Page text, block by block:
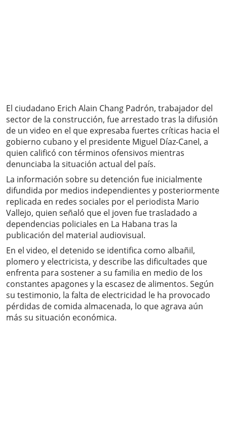
El ciudadano Erich Alain Chang Padrón, trabajador del
sector de la construcción, fue arrestado tras la difusión
de un video en el que expresaba fuertes críticas hacia el
gobierno cubano y el presidente Miguel Díaz-Canel, a
quien calificó con términos ofensivos mientras
denunciaba la situación actual del país.
La información sobre su detención fue inicialmente
difundida por medios independientes y posteriormente
replicada en redes sociales por el periodista Mario
Vallejo, quien señaló que el joven fue trasladado a
dependencias policiales en La Habana tras la
publicación del material audiovisual.
En el video, el detenido se identifica como albañil,
plomero y electricista, y describe las dificultades que
enfrenta para sostener a su familia en medio de los
constantes apagones y la escasez de alimentos. Según
su testimonio, la falta de electricidad le ha provocado
pérdidas de comida almacenada, lo que agrava aún
más su situación económica.